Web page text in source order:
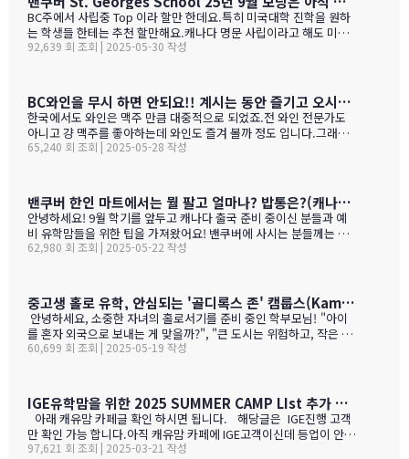
졸업률 (Diploma completion rate)학생당 이수 과목 수 (Courses
taken per student)진급 지연율 (Delayed advancement rate)
시험 낙제율 (Percentage of exams failed)학교 vs 시험 점수 차
이 (School vs. exam mark difference) 7-9. 성별 격차 지표 3개
BC주에서 사립중 Top 이라 할만 한데요.특히 미국대학 진학을 원하
는 학생들 한테는 추천 할만해요.캐나다 명문 사립이라고 해도 미국
대학 진학은 그저그런 학교도 많거던요.이학교가 하여간 학비+보딩
ent TuitionCanadian Students$73,500American / Mexican / or
Non-Resident Canadian Students$84,000International Stude
nts$99,500
92,639 회 조회 | 2025-05-30 작성
BC와인을 무시 하면 안되요!! 계시는 동안 즐기고 오시기를 바랍니다. (밴쿠버에서 소주는 얼마?)
한국에서도 와인은 맥주 만큼 대중적으로 되었죠.전 와인 전문가도
아니고 걍 맥주를 좋아하는데 와인도 즐겨 볼까 정도 입니다.그래도
와인을 이것 저것 10년넘게 먹다 보니 캐나다, 미국 와인이 유럽산 대
나가 술을 마트,편의점에서 팔지 않고 따로 리쿼스토어나 와인 N 비
어 스토어만 가야 살수 있다는 것이죠.하여간 이번에는 BC와인 장점
을 한번 알아볼게요. GPT가 정리 해본 글이에요. 한번 보세요.그리고
어떤 와인이 있나? 아래 사진으로 함 보세요.ㅎㅎ 그리고 밴쿠버에서
파는 한국 소주 종류와 가격도 함 보세요. 당연 한국보다 비싸죠!!!1.
0-15 % 길고, 일교차가 커 산도가 살아 있음. 서늘한 밤 덕분에 과일
향이 …
65,240 회 조회 | 2025-05-28 작성
밴쿠버 한인 마트에서는 뭘 팔고 얼마나? 밥통은?(캐나다 출국 준비 중이신 분들과 예비 유학맘들을 위한)
안녕하세요! 9월 학기를 앞두고 캐나다 출국 준비 중이신 분들과 예
비 유학맘들을 위한 팁을 가져왔어요! 밴쿠버에 사시는 분들께는 이
미 익숙한 정보일 수도 있지만, 처음 가시는 분들께는 정말 유용할 거
하지만, 밴쿠버 지역에서는 한남마트도 있죠. (홍보글 절대 아님 ㅋ
ㅋ)사진들을 보시면서 가격대와 어떤 물건들이 있는지 미리 체크해
보세요!특히 주목할 점은 전기밥솥인데요, 한국에서 가져간 제품은
전압이 달라서 사용할 수 없어서 어쩔 수 없이 현지에서 새로 구입해
야 하는 것중 하나 일수 있죠? 하기는 요새는 워낙 밥들을 먹지 않다
62,980 회 조회 | 2025-05-22 작성
중고생 홀로 유학, 안심되는 '골디록스 존' 캠룹스(Kamloops)가 정답입니다
를 혼자 외국으로 보내는 게 맞을까?", "큰 도시는 위험하고, 작은 도
시는 교육환경이 부족할까?" 이런 고민으로 밤잠 설치시죠? 오늘은
록스 존이란 '너무 크지도 작지도 않은, 딱 적당한 환경'을 말해요. 아
이 혼자 유학가기에 캠룹스가 딱 맞는 이유, 함께 알아볼까요? ?️ 아
이 혼자서도 쉽게 적응할 수 있는 도시 규모 인구 약 1…
60,699 회 조회 | 2025-05-19 작성
IGE유학맘을 위한 2025 SUMMER CAMP LIst 추가 되었습니다.
아래 캐유맘 카페글 확인 하시면 됩니다. 해당글은 IGE진행 고객
만 확인 가능 합니다.아직 캐유맘 카페에 IGE고객이신데 등업이 안된
분들은 등업 신청 해주시기 바랍니다. 해당글 바로 가기 --> http
97,621 회 조회 | 2025-03-21 작성